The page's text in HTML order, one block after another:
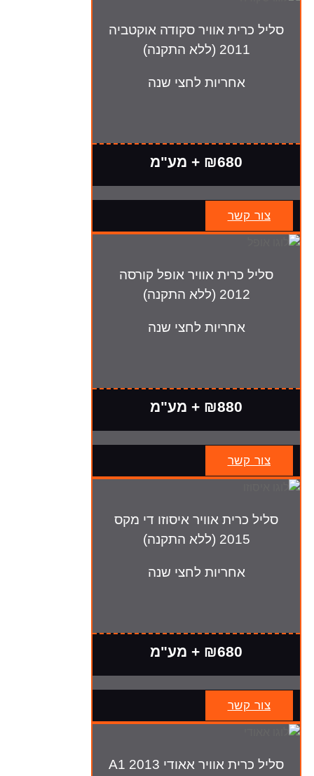
סליל כרית אוויר סקודה אוקטביה
2011 (ללא התקנה)
אחריות לחצי שנה
₪680 + מע"מ
צור קשר
סליל כרית אוויר אופל קורסה
2012 (ללא התקנה)
אחריות לחצי שנה
₪880 + מע"מ
צור קשר
סליל כרית אוויר איסוזו די מקס
2015 (ללא התקנה)
אחריות לחצי שנה
₪680 + מע"מ
צור קשר
סליל כרית אוויר אאודי A1 2013